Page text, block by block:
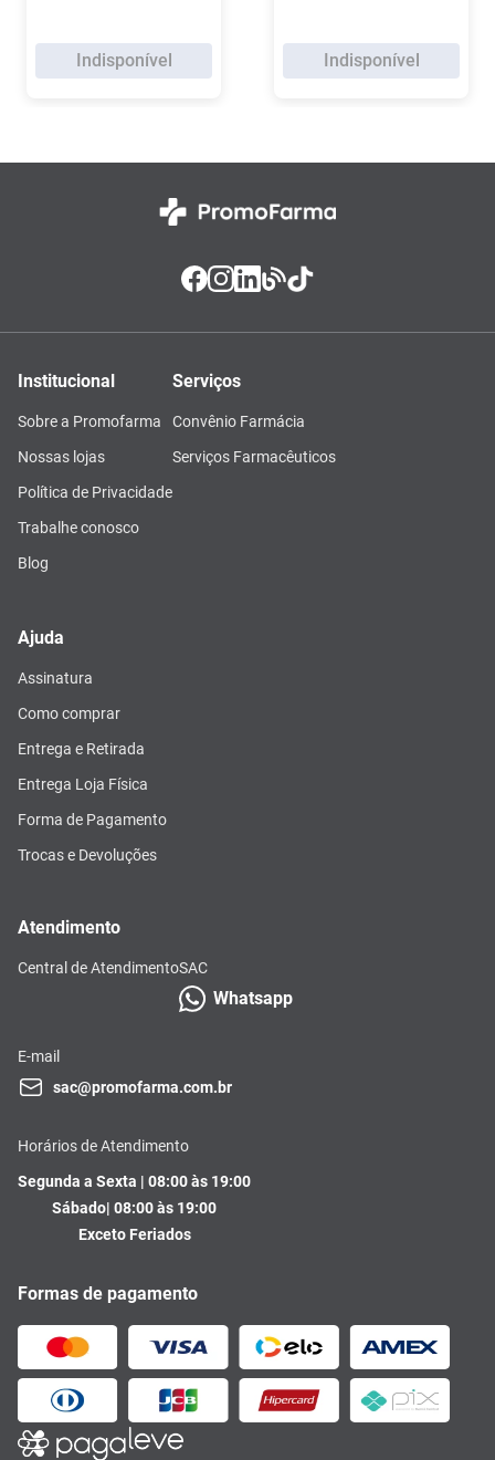
Indisponível Indisponível
Institucional
Sobre a Promofarma
Nossas lojas
Política de Privacidade
Trabalhe conosco
Blog
Serviços
Convênio Farmácia
Serviços Farmacêuticos
Ajuda
Assinatura
Como comprar
Entrega e Retirada
Entrega Loja Física
Forma de Pagamento
Trocas e Devoluções
Atendimento
Central de AtendimentoSAC
Whatsapp
E-mail
sac@promofarma.com.br
Horários de Atendimento
Segunda a Sexta | 08:00 às 19:00
Sábado| 08:00 às 19:00
Exceto Feriados
Formas de pagamento